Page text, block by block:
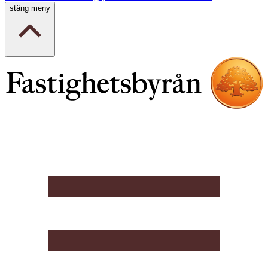
stäng meny